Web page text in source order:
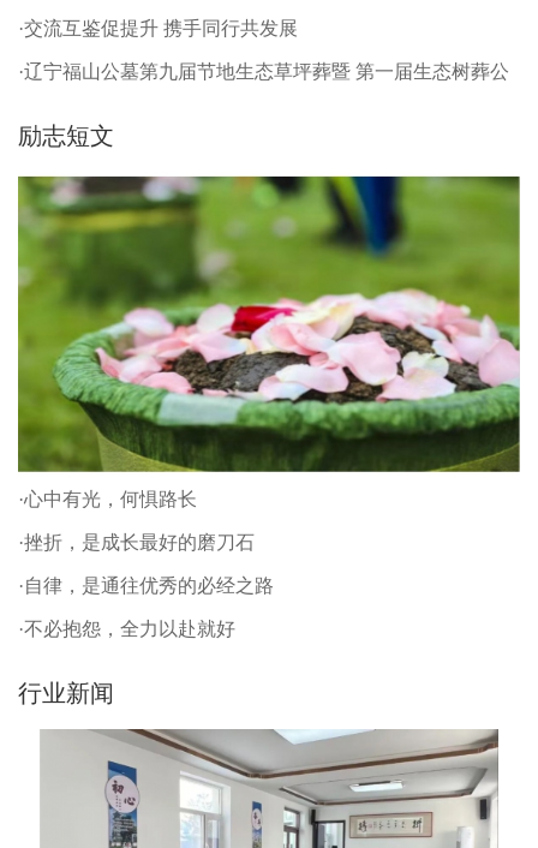
·交流互鉴促提升 携手同行共发展
·辽宁福山公墓第九届节地生态草坪葬暨 第一届生态树葬公
励志短文
·心中有光，何惧路长
·挫折，是成长最好的磨刀石
·自律，是通往优秀的必经之路
·不必抱怨，全力以赴就好
行业新闻